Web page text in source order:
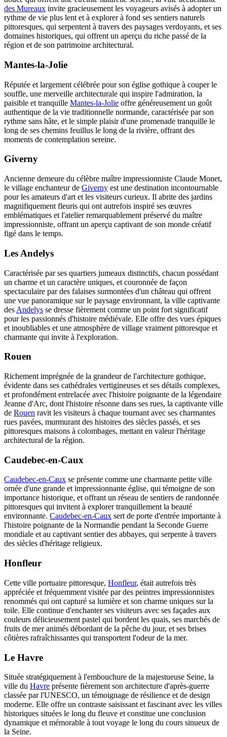
des Mureaux invite gracieusement les voyageurs avisés à adopter un
rythme de vie plus lent et à explorer à fond ses sentiers naturels
pittoresques, qui serpentent à travers des paysages verdoyants, et ses
domaines historiques, qui offrent un aperçu du riche passé de la
région et de son patrimoine architectural.
Mantes-la-Jolie
Réputée et largement célébrée pour son église gothique à couper le
souffle, une merveille architecturale qui inspire l'admiration, la
paisible et tranquille Mantes-la-Jolie offre généreusement un goût
authentique de la vie traditionnelle normande, caractérisée par son
rythme sans hâte, et le simple plaisir d'une promenade tranquille le
long de ses chemins feuillus le long de la rivière, offrant des
moments de contemplation sereine.
Giverny
Ancienne demeure du célèbre maître impressionniste Claude Monet,
le village enchanteur de Giverny est une destination incontournable
pour les amateurs d'art et les visiteurs curieux. Il abrite des jardins
magnifiquement fleuris qui ont autrefois inspiré ses œuvres
emblématiques et l'atelier remarquablement préservé du maître
impressionniste, offrant un aperçu captivant de son monde créatif
figé dans le temps.
Les Andelys
Caractérisée par ses quartiers jumeaux distinctifs, chacun possédant
un charme et un caractère uniques, et couronnée de façon
spectaculaire par des falaises surmontées d'un château qui offrent
une vue panoramique sur le paysage environnant, la ville captivante
des Andelys se dresse fièrement comme un point fort significatif
pour les passionnés d'histoire médiévale. Elle offre des vues épiques
et inoubliables et une atmosphère de village vraiment pittoresque et
charmante qui invite à l'exploration.
Rouen
Richement imprégnée de la grandeur de l'architecture gothique,
évidente dans ses cathédrales vertigineuses et ses détails complexes,
et profondément entrelacée avec l'histoire poignante de la légendaire
Jeanne d'Arc, dont l'histoire résonne dans ses rues, la captivante ville
de Rouen ravit les visiteurs à chaque tournant avec ses charmantes
rues pavées, murmurant des histoires des siècles passés, et ses
pittoresques maisons à colombages, mettant en valeur l'héritage
architectural de la région.
Caudebec-en-Caux
Caudebec-en-Caux se présente comme une charmante petite ville
ornée d'une grande et impressionnante église, qui témoigne de son
importance historique, et offrant un réseau de sentiers de randonnée
pittoresques qui invitent à explorer tranquillement la beauté
environnante. Caudebec-en-Caux sert de porte d'entrée importante à
l'histoire poignante de la Normandie pendant la Seconde Guerre
mondiale et au captivant sentier des abbayes, qui serpente à travers
des siècles d'héritage religieux.
Honfleur
Cette ville portuaire pittoresque, Honfleur, était autrefois très
appréciée et fréquemment visitée par des peintres impressionnistes
renommés qui ont capturé sa lumière et son charme uniques sur la
toile. Elle continue d'enchanter ses visiteurs avec ses façades aux
couleurs délicieusement pastel qui bordent les quais, ses marchés de
fruits de mer animés débordant de la pêche du jour, et ses brises
côtières rafraîchissantes qui transportent l'odeur de la mer.
Le Havre
Située stratégiquement à l'embouchure de la majestueuse Seine, la
ville du Havre présente fièrement son architecture d'après-guerre
classée par l'UNESCO, un témoignage de résilience et de design
moderne. Elle offre un contraste saisissant et fascinant avec les villes
historiques situées le long du fleuve et constitue une conclusion
dynamique et mémorable à tout voyage le long du cours sinueux de
la Seine.